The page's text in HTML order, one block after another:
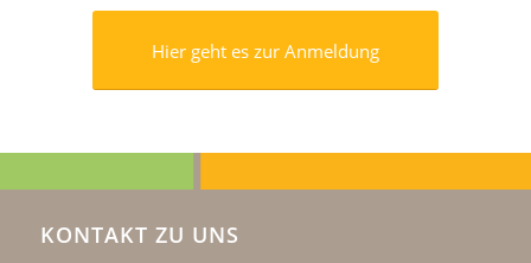
Hier geht es zur Anmeldung
KONTAKT ZU UNS